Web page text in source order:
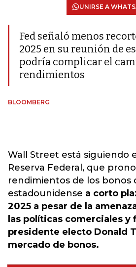
UNIRSE A
Fed señaló menos
2025 en su reunión de
podría complicar el
rendimientos
BLOOMBERG
Wall Street está siguiendo
Reserva Federal, que
rendimientos de los bonos
estadounidense a corto
2025 a pesar de la
las políticas comerciales y
presidente electo Donald
mercado de bonos.